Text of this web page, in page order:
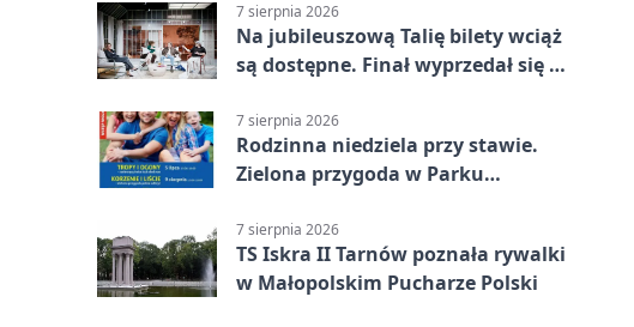
7 sierpnia 2026
Na jubileuszową Talię bilety wciąż
są dostępne. Finał wyprzedał się w
7 sierpnia 2026
Rodzinna niedziela przy stawie.
Zielona przygoda w Parku
7 sierpnia 2026
TS Iskra II Tarnów poznała rywalki
w Małopolskim Pucharze Polski